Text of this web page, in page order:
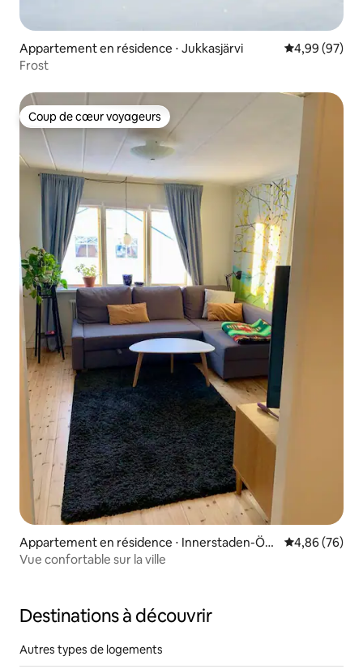
Appartement en résidence ⋅ Jukkasjärvi Évaluation
4,99 (97)
Frost
Coup de cœur voyageurs
Coup de cœur voyageurs
Appartement en résidence ⋅ Innerstaden-Öst
ermalm
Évaluation
4,86 (76)
Vue confortable sur la ville
Destinations à découvrir
Autres types de logements